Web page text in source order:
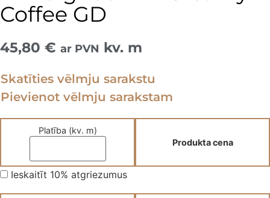
Coffee GD
45,80 € ar PVN kv. m
Skatīties vēlmju sarakstu
Pievienot vēlmju sarakstam
Platība (kv. m)
Produkta cena
Ieskaitīt 10% atgriezumus